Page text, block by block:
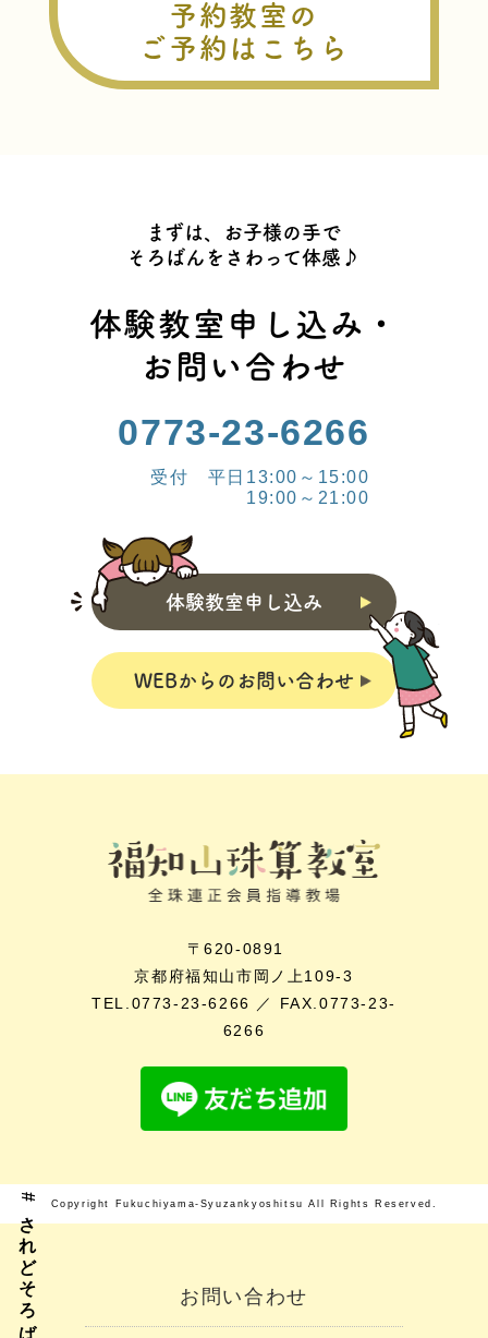
#されどそろばん
予約教室の
ご予約はこちら
まずは、お子様の手で
そろばんをさわって体感♪
体験教室申し込み・
お問い合わせ
0773-23-6266
受付 平日13:00～15:00
19:00～21:00
体験教室申し込み
WEBからのお問い合わせ
〒620-0891
京都府福知山市岡ノ上109-3
TEL.0773-23-6266 ／ FAX.0773-23-
6266
Copyright Fukuchiyama-Syuzankyoshitsu All Rights Reserved.
お問い合わせ